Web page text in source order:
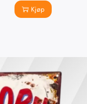
Kjøp